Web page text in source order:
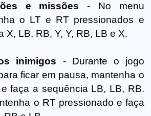
e missões - No menu
o LT e RT pressionados e
X, LB, RB, Y, Y, RB, LB e X.
inimigos - Durante o jogo
ficar em pausa, mantenha o
faça a sequência LB, LB, RB.
o RT pressionado e faça